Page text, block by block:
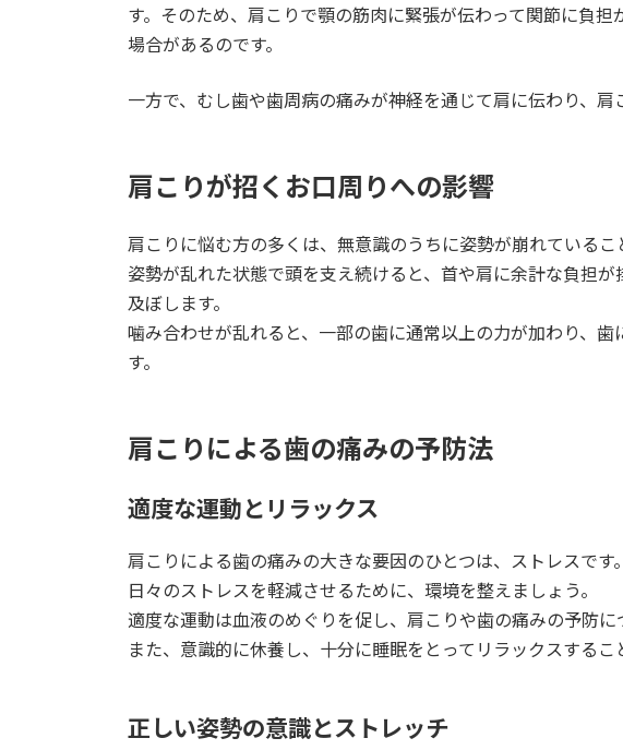
す。そのため、肩こりで顎の筋肉に緊張が伝わって関節に負
場合があるのです。
一方で、むし歯や歯周病の痛みが神経を通じて肩に伝わり、肩
肩こりが招くお口周りへの影響
肩こりに悩む方の多くは、無意識のうちに姿勢が崩れているこ
姿勢が乱れた状態で頭を支え続けると、首や肩に余計な負担
及ぼします。
噛み合わせが乱れると、一部の歯に通常以上の力が加わり、
す。
肩こりによる歯の痛みの予防法
適度な運動とリラックス
肩こりによる歯の痛みの大きな要因のひとつは、ストレスです。
日々のストレスを軽減させるために、環境を整えましょう。
適度な運動は血液のめぐりを促し、肩こりや歯の痛みの予防に
また、意識的に休養し、十分に睡眠をとってリラックスするこ
正しい姿勢の意識とストレッチ